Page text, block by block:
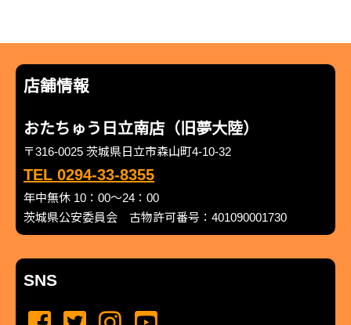
店舗情報
おたちゅう日立南店（旧夢大陸）
〒316-0025 茨城県日立市森山町4-10-32
TEL 0294-33-8355
年中無休 10：00～24：00
茨城県公安委員会 古物許可番号：401090001730
SNS